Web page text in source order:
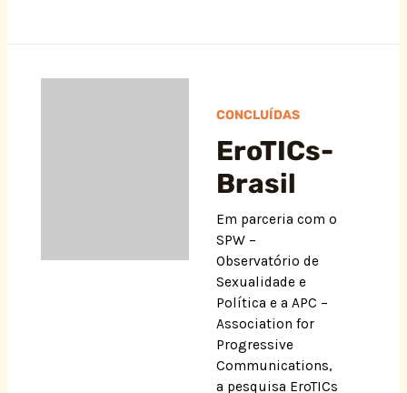
CONCLUÍDAS
EroTICs-
Brasil
Em parceria com o
SPW –
Observatório de
Sexualidade e
Política e a APC –
Association for
Progressive
Communications,
a pesquisa EroTICs